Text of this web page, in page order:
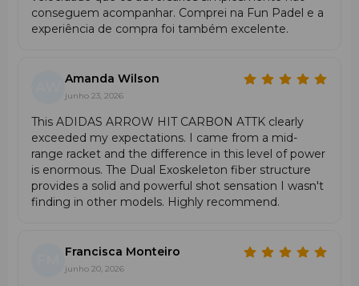
conseguem acompanhar. Comprei na Fun Padel e a
experiência de compra foi também excelente.
Amanda Wilson
junho 23, 2026
This ADIDAS ARROW HIT CARBON ATTK clearly
exceeded my expectations. I came from a mid-
range racket and the difference in this level of power
is enormous. The Dual Exoskeleton fiber structure
provides a solid and powerful shot sensation I wasn't
finding in other models. Highly recommend.
Francisca Monteiro
junho 20, 2026